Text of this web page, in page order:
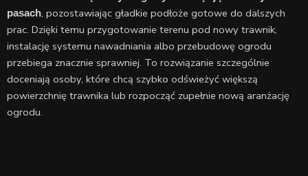
pasach, pozostawiając gładkie podłoże gotowe do dalszych
prac. Dzięki temu przygotowanie terenu pod nowy trawnik,
instalację systemu nawadniania albo przebudowę ogrodu
przebiega znacznie sprawniej. To rozwiązanie szczególnie
doceniają osoby, które chcą szybko odświeżyć większą
powierzchnię trawnika lub rozpocząć zupełnie nową aranżację
ogrodu.